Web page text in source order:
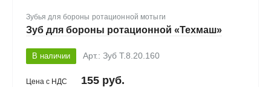
Зубья для бороны ротационной мотыги
Зуб для бороны ротационной «Техмаш»
В наличии Арт.: Зуб Т.8.20.160
Цена с НДС 155 руб.